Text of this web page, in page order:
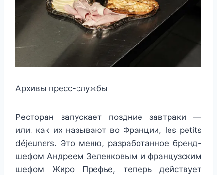
Архивы пресс-службы
Ресторан запускает поздние завтраки —
или, как их называют во Франции, les petits
déjeuners. Это меню, разработанное бренд-
шефом Андреем Зеленковым и французским
шефом Жиро Префье, теперь действует